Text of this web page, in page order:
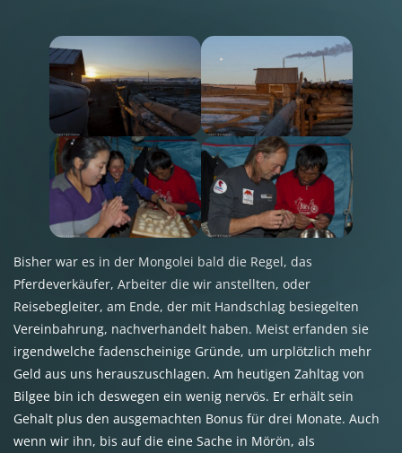
Bisher war es in der Mongolei bald die Regel, das
Pferdeverkäufer, Arbeiter die wir anstellten, oder
Reisebegleiter, am Ende, der mit Handschlag besiegelten
Vereinbahrung, nachverhandelt haben. Meist erfanden sie
irgendwelche fadenscheinige Gründe, um urplötzlich mehr
Geld aus uns herauszuschlagen. Am heutigen Zahltag von
Bilgee bin ich deswegen ein wenig nervös. Er erhält sein
Gehalt plus den ausgemachten Bonus für drei Monate. Auch
wenn wir ihn, bis auf die eine Sache in Mörön, als